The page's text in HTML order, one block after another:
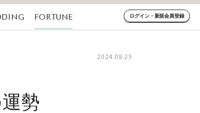
FORTUNE
ログイン・新規会員登録
2024.08.25
勢